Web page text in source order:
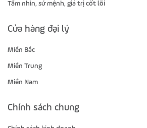
Tầm nhìn, sứ mệnh, giá trị cốt lõi
Cửa hàng đại lý
Miền Bắc
Miền Trung
Miền Nam
Chính sách chung